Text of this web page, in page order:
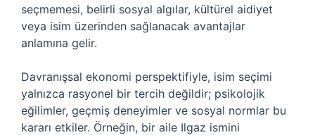
seçmemesi, belirli sosyal algılar, kültürel aidiyet
veya isim üzerinden sağlanacak avantajlar
anlamına gelir.
Davranışsal ekonomi perspektifiyle, isim seçimi
yalnızca rasyonel bir tercih değildir; psikolojik
eğilimler, geçmiş deneyimler ve sosyal normlar bu
kararı etkiler. Örneğin, bir aile Ilgaz ismini